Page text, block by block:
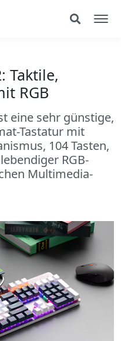
Taktile,
RGB
eine sehr günstige,
Tastatur mit
104 Tasten,
RGB-
Multimedia-